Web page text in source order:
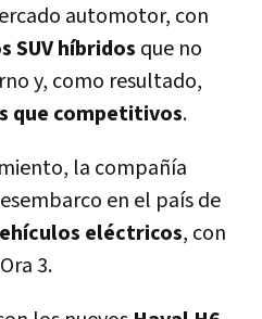
automotor, con
SUV híbridos que no
y, como resultado,
que competitivos.
la compañía
en el país de
eléctricos, con
3.